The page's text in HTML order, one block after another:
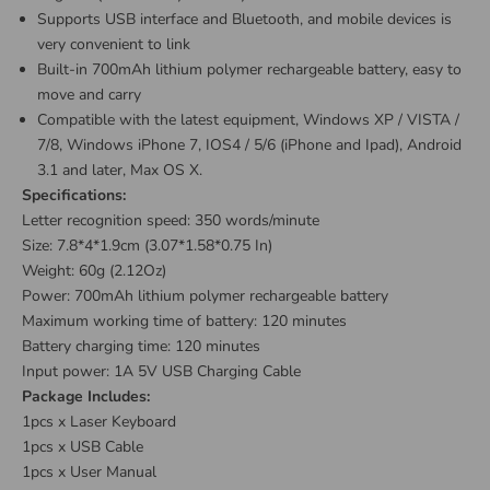
Supports USB interface and Bluetooth, and mobile devices is
very convenient to link
Built-in 700mAh lithium polymer rechargeable battery, easy to
move and carry
Compatible with the latest equipment, Windows XP / VISTA /
7/8, Windows iPhone 7, IOS4 / 5/6 (iPhone and Ipad), Android
3.1 and later, Max OS X.
Specifications:
Letter recognition speed: 350 words/minute
Size: 7.8*4*1.9cm (3.07*1.58*0.75 In)
Weight: 60g (2.12Oz)
Power: 700mAh lithium polymer rechargeable battery
Maximum working time of battery: 120 minutes
Battery charging time: 120 minutes
Input power: 1A 5V USB Charging Cable
Package Includes:
1pcs x Laser Keyboard
1pcs x USB Cable
1pcs x User Manual